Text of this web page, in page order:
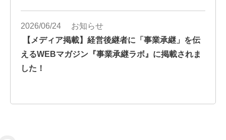
2026/06/24
お知らせ
【メディア掲載】経営後継者に「事業承継」を伝
えるWEBマガジン『事業承継ラボ』に掲載されま
した！